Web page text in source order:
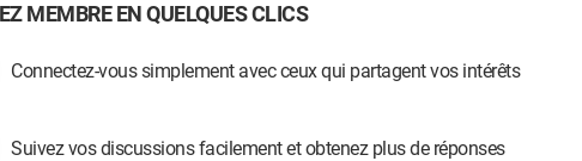
MEMBRE EN QUELQUES CLICS
Connectez-vous simplement avec ceux qui partagent vos intérêts
Suivez vos discussions facilement et obtenez plus de réponses